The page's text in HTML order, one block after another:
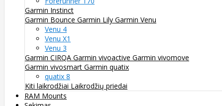
Garmin Instinct
Garmin Bounce Garmin Lily Garmin Venu
Venu 4
Venu X1
Venu 3
Garmin CIRQA Garmin vivoactive Garmin vivomove
Garmin vivosmart Garmin quatix
quatix 8
Kiti laikrodžiai Laikrodžių priedai
RAM Mounts